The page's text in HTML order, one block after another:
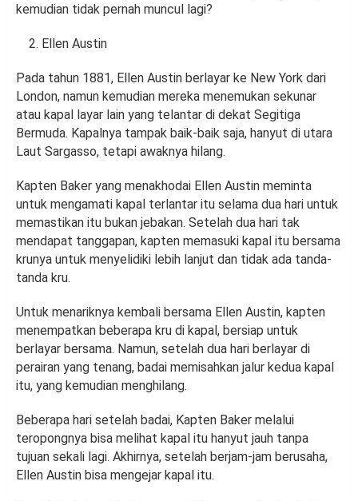
kemudian tidak pernah muncul lagi?
Ellen Austin
Pada tahun 1881, Ellen Austin berlayar ke New York dari
London, namun kemudian mereka menemukan sekunar
atau kapal layar lain yang telantar di dekat Segitiga
Bermuda. Kapalnya tampak baik-baik saja, hanyut di utara
Laut Sargasso, tetapi awaknya hilang.
Kapten Baker yang menakhodai Ellen Austin meminta
untuk mengamati kapal terlantar itu selama dua hari untuk
memastikan itu bukan jebakan. Setelah dua hari tak
mendapat tanggapan, kapten memasuki kapal itu bersama
krunya untuk menyelidiki lebih lanjut dan tidak ada tanda-
tanda kru.
Untuk menariknya kembali bersama Ellen Austin, kapten
menempatkan beberapa kru di kapal, bersiap untuk
berlayar bersama. Namun, setelah dua hari berlayar di
perairan yang tenang, badai memisahkan jalur kedua kapal
itu, yang kemudian menghilang.
Beberapa hari setelah badai, Kapten Baker melalui
teropongnya bisa melihat kapal itu hanyut jauh tanpa
tujuan sekali lagi. Akhirnya, setelah berjam-jam berusaha,
Ellen Austin bisa mengejar kapal itu.